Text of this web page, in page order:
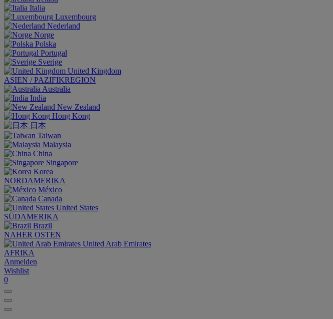
Italia
Luxembourg
Nederland
Norge
Polska
Portugal
Sverige
United Kingdom
ASIEN / PAZIFIKREGION
Australia
India
New Zealand
Hong Kong
日本
Taiwan
Malaysia
China
Singapore
Korea
NORDAMERIKA
México
Canada
United States
SÜDAMERIKA
Brazil
NAHER OSTEN
United Arab Emirates
AFRIKA
Anmelden
Wishlist
0